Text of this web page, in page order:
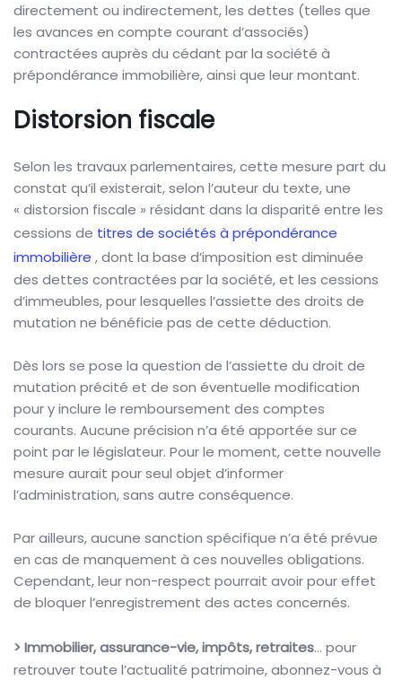
directement ou indirectement, les dettes (telles que
les avances en compte courant d’associés)
contractées auprès du cédant par la société à
prépondérance immobilière, ainsi que leur montant.
Distorsion fiscale
Selon les travaux parlementaires, cette mesure part du
constat qu’il existerait, selon l’auteur du texte, une
« distorsion fiscale » résidant dans la disparité entre les
cessions de titres de sociétés à prépondérance
immobilière , dont la base d’imposition est diminuée
des dettes contractées par la société, et les cessions
d’immeubles, pour lesquelles l’assiette des droits de
mutation ne bénéficie pas de cette déduction.
Dès lors se pose la question de l’assiette du droit de
mutation précité et de son éventuelle modification
pour y inclure le remboursement des comptes
courants. Aucune précision n’a été apportée sur ce
point par le législateur. Pour le moment, cette nouvelle
mesure aurait pour seul objet d’informer
l’administration, sans autre conséquence.
Par ailleurs, aucune sanction spécifique n’a été prévue
en cas de manquement à ces nouvelles obligations.
Cependant, leur non-respect pourrait avoir pour effet
de bloquer l’enregistrement des actes concernés.
> Immobilier, assurance-vie, impôts, retraites… pour
retrouver toute l’actualité patrimoine, abonnez-vous à